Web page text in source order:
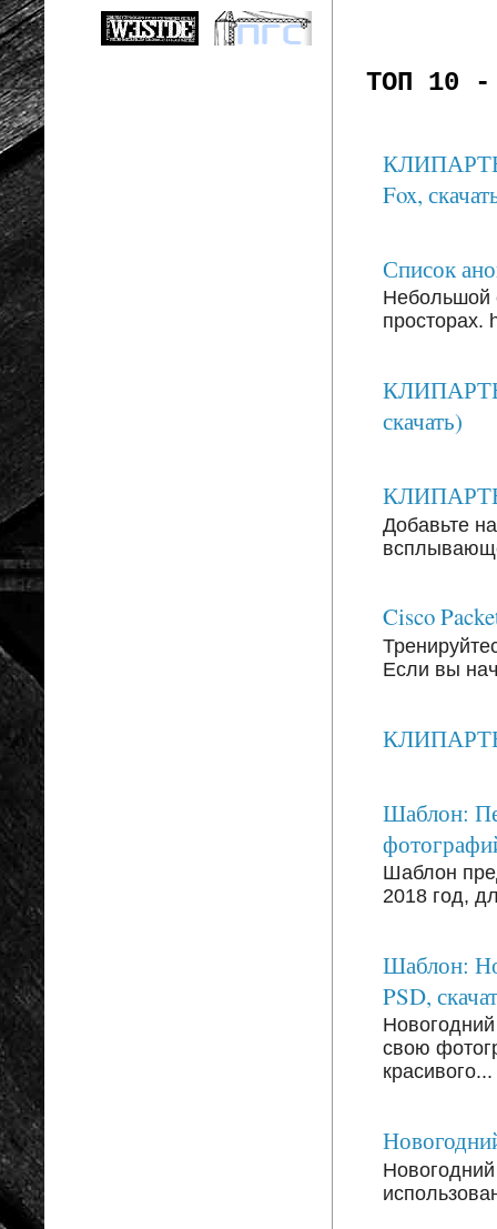
ТОП 10 -
КЛИПАРТЫ:
Fox,
Список
Небольшой
просторах.
скачать)
КЛИПАРТЫ:
Добавьте
Cisco
Если вы
КЛИПАРТЫ:
Шаблон:
Шаблон
2018 год,
Шаблон:
PSD,
свою
красивого...